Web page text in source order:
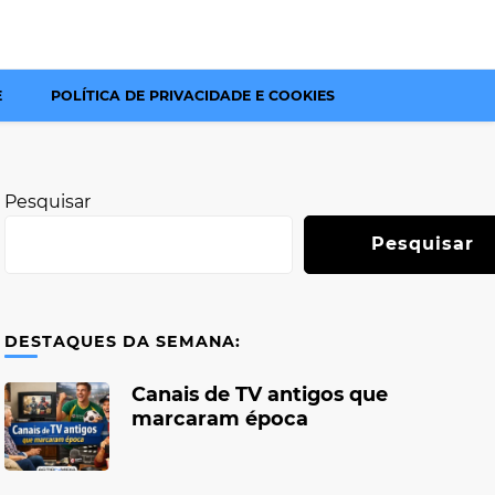
POLÍTICA DE PRIVACIDADE E COOKIES
Pesquisar
Pesquisar
DESTAQUES DA SEMANA:
Canais de TV antigos que
marcaram época